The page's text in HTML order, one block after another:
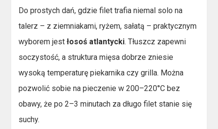
Do prostych dań, gdzie filet trafia niemal solo na
talerz – z ziemniakami, ryżem, sałatą – praktycznym
wyborem jestłosoś atlantycki. Tłuszcz zapewni
soczystość, a struktura mięsa dobrze zniesie
wysoką temperaturę piekarnika czy grilla. Można
pozwolić sobie na pieczenie w 200–220°C bez
obawy, że po 2–3 minutach za długo filet stanie się
suchy.